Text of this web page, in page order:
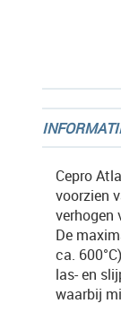
Cepro
voorzien
verhogen
De
ca.
las- en
waarbij